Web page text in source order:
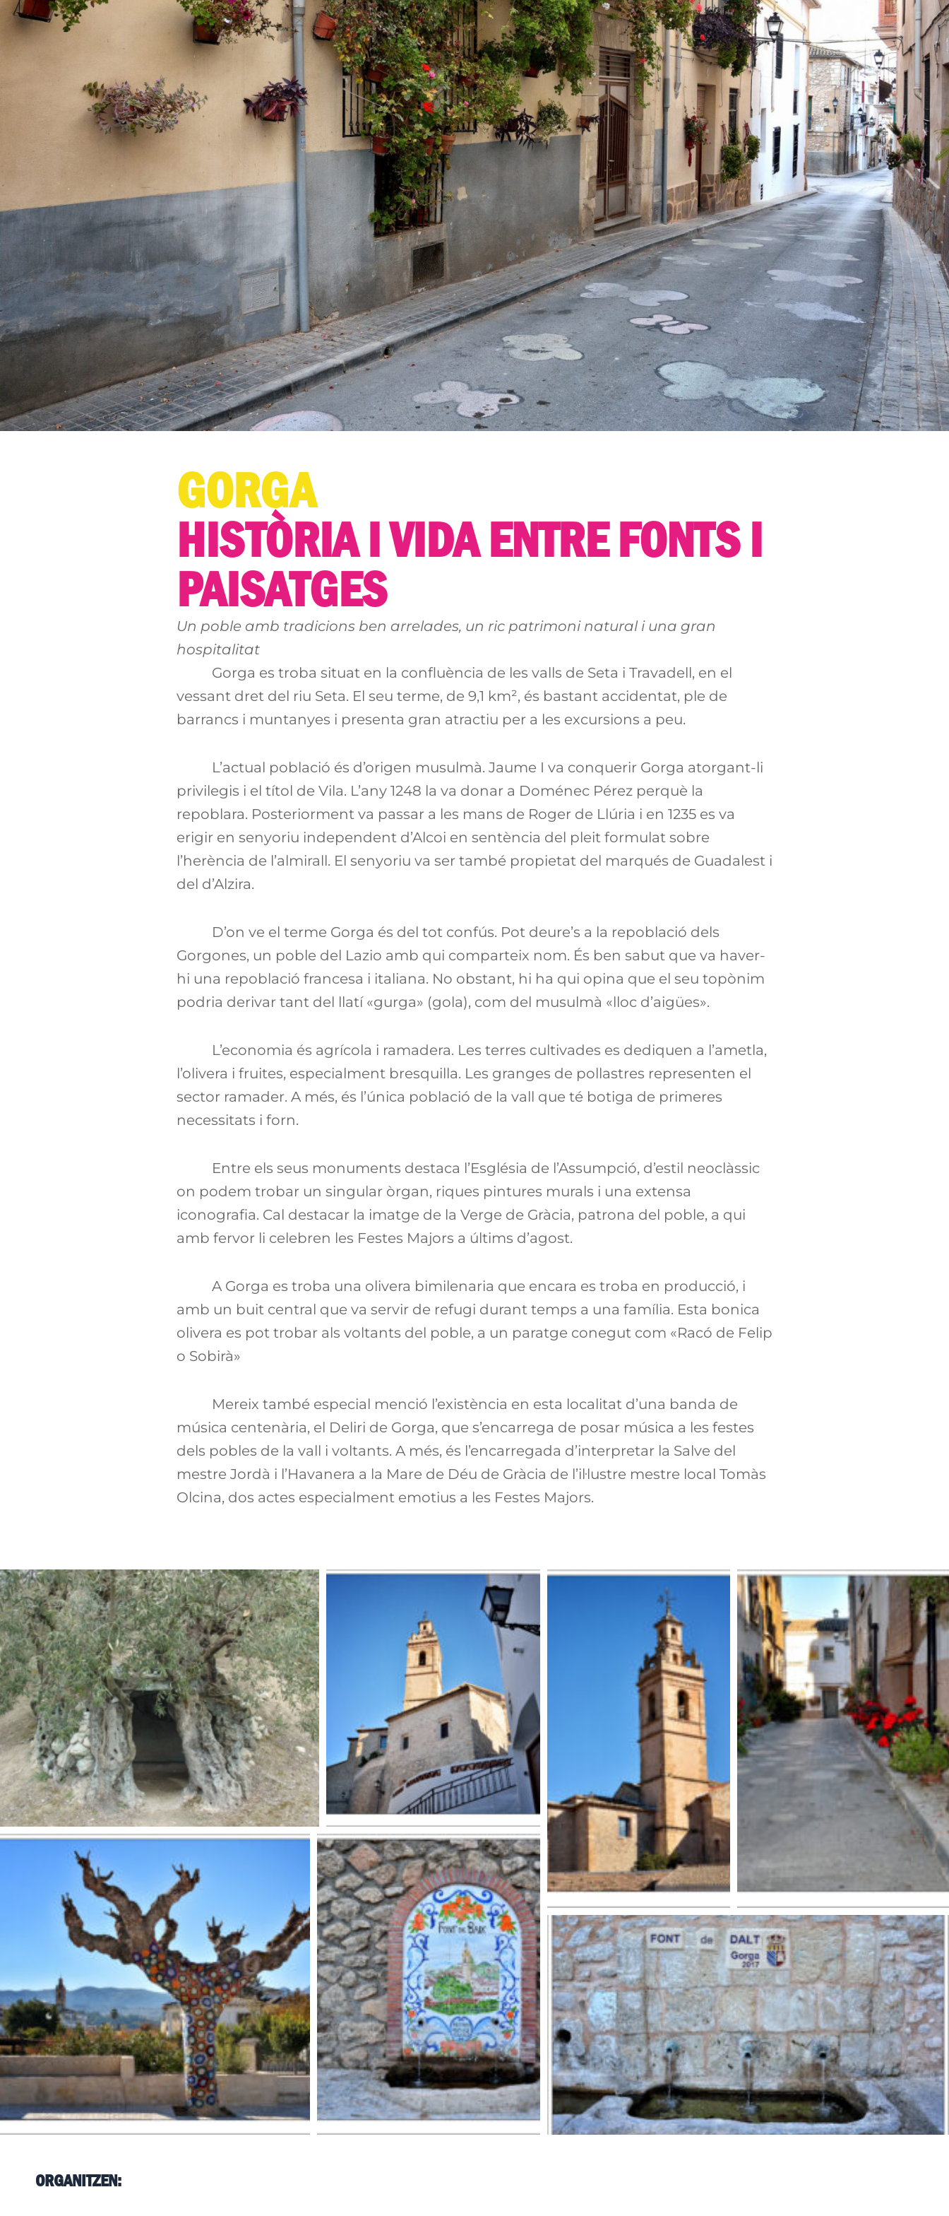
GORGA
HISTÒRIA I VIDA ENTRE FONTS I
PAISATGES
Un poble amb tradicions ben arrelades, un ric patrimoni natural i una gran
hospitalitat
Gorga es troba situat en la confluència de les valls de Seta i Travadell, en el
vessant dret del riu Seta. El seu terme, de 9,1 km², és bastant accidentat, ple de
barrancs i muntanyes i presenta gran atractiu per a les excursions a peu.
L’actual població és d’origen musulmà. Jaume I va conquerir Gorga atorgant-li
privilegis i el títol de Vila. L’any 1248 la va donar a Doménec Pérez perquè la
repoblara. Posteriorment va passar a les mans de Roger de Llúria i en 1235 es va
erigir en senyoriu independent d’Alcoi en sentència del pleit formulat sobre
l’herència de l’almirall. El senyoriu va ser també propietat del marqués de Guadalest i
del d’Alzira.
D’on ve el terme Gorga és del tot confús. Pot deure’s a la repoblació dels
Gorgones, un poble del Lazio amb qui comparteix nom. És ben sabut que va haver-
hi una repoblació francesa i italiana. No obstant, hi ha qui opina que el seu topònim
podria derivar tant del llatí «gurga» (gola), com del musulmà «lloc d’aigües».
L’economia és agrícola i ramadera. Les terres cultivades es dediquen a l’ametla,
l’olivera i fruites, especialment bresquilla. Les granges de pollastres representen el
sector ramader. A més, és l’única població de la vall que té botiga de primeres
necessitats i forn.
Entre els seus monuments destaca l’Església de l’Assumpció, d’estil neoclàssic
on podem trobar un singular òrgan, riques pintures murals i una extensa
iconografia. Cal destacar la imatge de la Verge de Gràcia, patrona del poble, a qui
amb fervor li celebren les Festes Majors a últims d’agost.
A Gorga es troba una olivera bimilenaria que encara es troba en producció, i
amb un buit central que va servir de refugi durant temps a una família. Esta bonica
olivera es pot trobar als voltants del poble, a un paratge conegut com «Racó de Felip
o Sobirà»
Mereix també especial menció l’existència en esta localitat d’una banda de
música centenària, el Deliri de Gorga, que s’encarrega de posar música a les festes
dels pobles de la vall i voltants. A més, és l’encarregada d’interpretar la Salve del
mestre Jordà i l’Havanera a la Mare de Déu de Gràcia de l’il·lustre mestre local Tomàs
Olcina, dos actes especialment emotius a les Festes Majors.
ORGANITZEN: